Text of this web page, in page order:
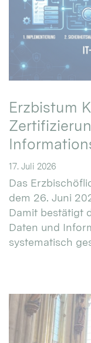
Erzbistum
17. Juli 2026
Das
dem 26. Juni
Damit bestätigt
Daten und
systematisch